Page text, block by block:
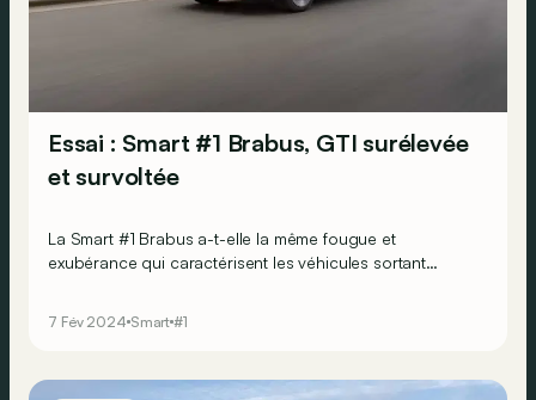
Essai : Smart #1 Brabus, GTI surélevée
et survoltée
La Smart #1 Brabus a-t-elle la même fougue et
exubérance qui caractérisent les véhicules sortant
7 Fév 2024 Smart #1